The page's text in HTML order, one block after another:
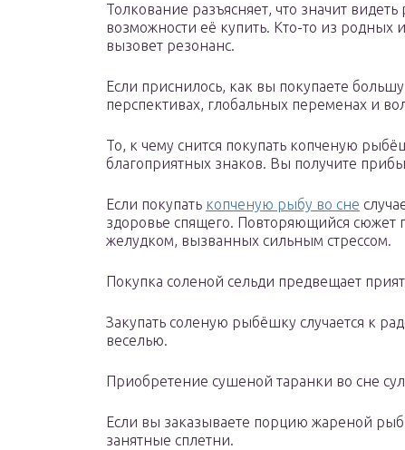
Толкование разъясняет, что значит
возможности её купить. Кто-то из родных
вызовет резонанс.
Если приснилось, как вы покупаете
перспективах, глобальных переменах и
То, к чему снится покупать копченую
благоприятных знаков. Вы получите
Если покупать копченую рыбу во сне
здоровье спящего. Повторяющийся сюжет
желудком, вызванных сильным стрессом.
Покупка соленой сельди предвещает
Закупать соленую рыбёшку случается к
веселью.
Приобретение сушеной таранки во сне
Если вы заказываете порцию жареной
занятные сплетни.